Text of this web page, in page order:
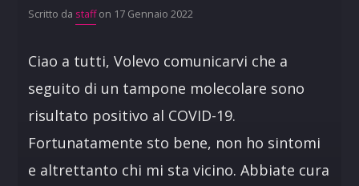
Scritto da staffon 17 Gennaio 2022
Ciao a tutti, Volevo comunicarvi che a
seguito di un tampone molecolare sono
risultato positivo al COVID-19.
Fortunatamente sto bene, non ho sintomi
e altrettanto chi mi sta vicino. Abbiate cura